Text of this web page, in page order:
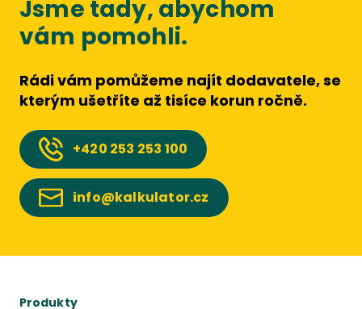
Jsme tady, abychom
vám pomohli.
Rádi vám pomůžeme najít dodavatele, se
kterým ušetříte až tisíce korun ročně.
+420 253 253 100
info@kalkulator.cz
Produkty